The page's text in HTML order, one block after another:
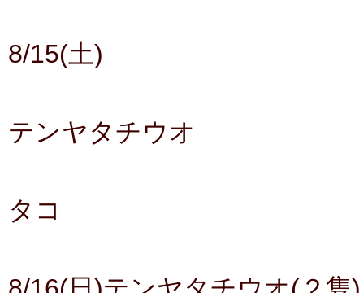
8/15(土)
テンヤタチウオ
タコ